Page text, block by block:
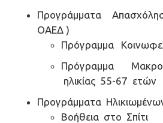
Προγράμματα
ΟΑΕΔ )
Πρόγραμμα
Πρόγραμμα
ηλικίας 55-67 ετών
Προγράμματα
Βοήθεια στο Σπίτι